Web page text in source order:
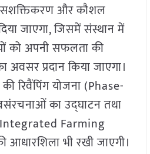
सशक्तिकरण और कौशल
जाएगा, जिसमें संस्थान में
को अपनी सफलता की
अवसर प्रदान किया जाएगा।
रिवैंपिंग योजना (Phase-
का उद्घाटन तथा
Farming
आधारशिला भी रखी जाएगी।